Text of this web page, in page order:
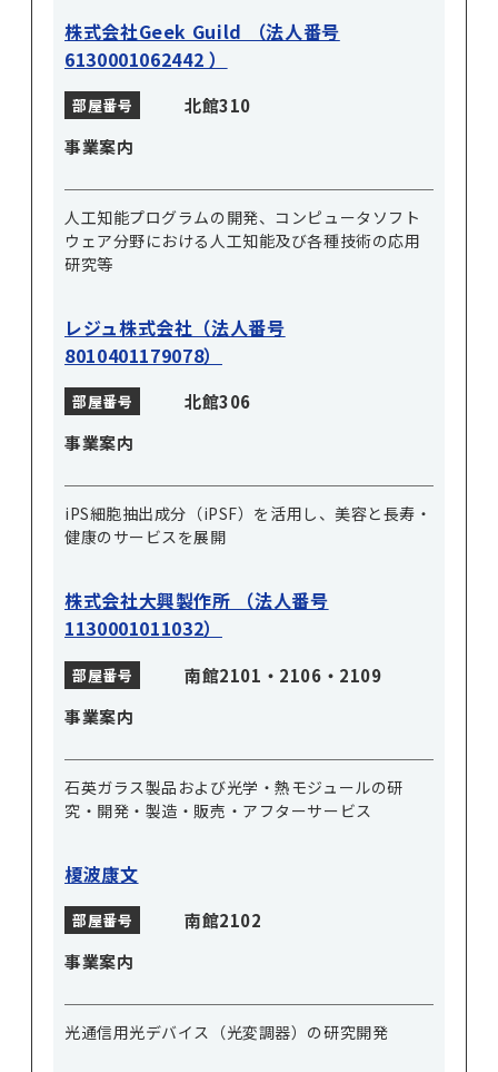
株式会社Geek Guild （法人番号
6130001062442 ）
部屋番号
北館310
事業案内
人工知能プログラムの開発、コンピュータソフト
ウェア分野における人工知能及び各種技術の応用
研究等
レジュ株式会社（法人番号
8010401179078）
部屋番号
北館306
事業案内
iPS細胞抽出成分（iPSF）を活用し、美容と長寿・
健康のサービスを展開
株式会社大興製作所 （法人番号
1130001011032）
部屋番号
南館2101・2106・2109
事業案内
石英ガラス製品および光学・熱モジュールの研
究・開発・製造・販売・アフターサービス
榎波康文
部屋番号
南館2102
事業案内
光通信用光デバイス（光変調器）の研究開発